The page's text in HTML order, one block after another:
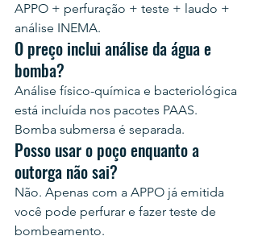
APPO + perfuração + teste + laudo +
análise INEMA.
O preço inclui análise da água e
bomba?
Análise físico-química e bacteriológica
está incluída nos pacotes PAAS.
Bomba submersa é separada.
Posso usar o poço enquanto a
outorga não sai?
Não. Apenas com a APPO já emitida
você pode perfurar e fazer teste de
bombeamento.